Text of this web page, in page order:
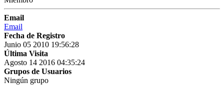
Email
Email
Fecha de Registro
Junio 05 2010 19:56:28
Última Visita
Agosto 14 2016 04:35:24
Grupos de Usuarios
Ningún grupo